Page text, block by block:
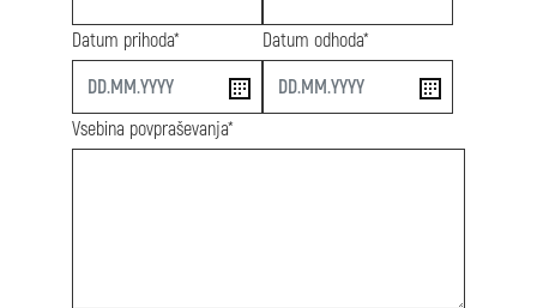
Datum prihoda*
start
Datum odhoda*
end
Vsebina povpraševanja*